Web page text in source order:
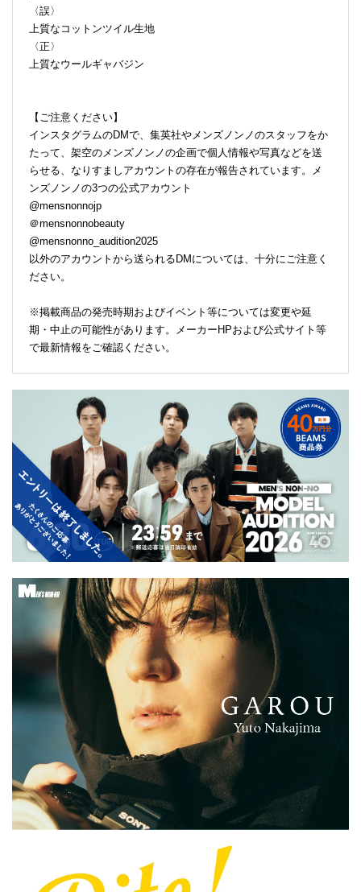
〈誤〉
上質なコットンツイル生地
〈正〉
上質なウールギャバジン
【ご注意ください】
インスタグラムのDMで、集英社やメンズノンノのスタッフをか
たって、架空のメンズノンノの企画で個人情報や写真などを送
らせる、なりすましアカウントの存在が報告されています。メ
ンズノンノの3つの公式アカウント
@mensnonnojp
＠mensnonnobeauty
@mensnonno_audition2025
以外のアカウントから送られるDMについては、十分にご注意く
ださい。
※掲載商品の発売時期およびイベント等については変更や延
期・中止の可能性があります。メーカーHPおよび公式サイト等
で最新情報をご確認ください。